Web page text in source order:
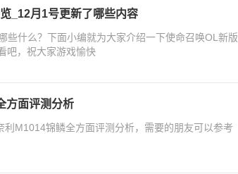
_12月1号更新了哪些内容
些什么？下面小编就为大家介绍一下使命召唤OL新版
吧，祝大家游戏愉快
方面评测分析
M1014锦鳞全方面评测分析，需要的朋友可以参考